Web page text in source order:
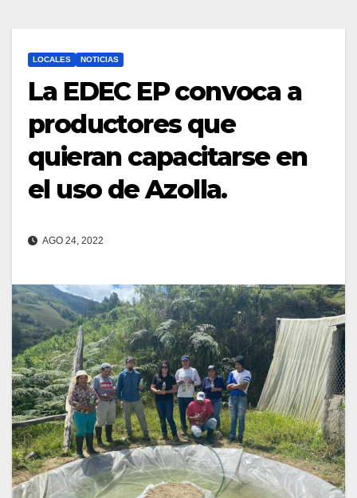
LOCALES NOTICIAS
La EDEC EP convoca a
productores que
quieran capacitarse en
el uso de Azolla.
AGO 24, 2022